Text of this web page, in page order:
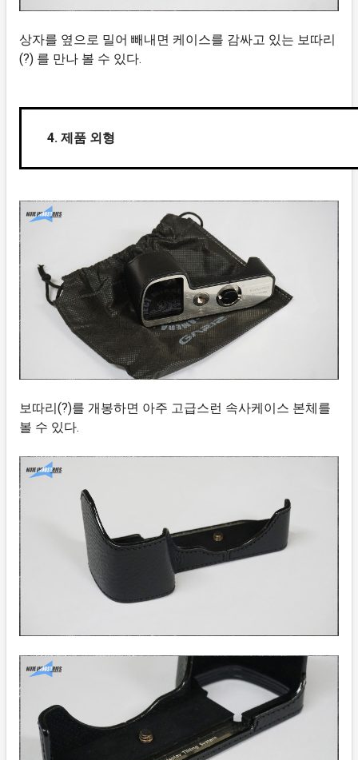
상자를 옆으로 밀어 빼내면 케이스를 감싸고 있는 보따리
(?) 를 만나 볼 수 있다.
4. 제품 외형
보따리(?)를 개봉하면 아주 고급스런 속사케이스 본체를
볼 수 있다.